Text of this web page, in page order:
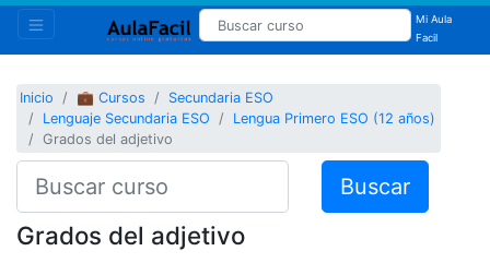
Mi Aula
Facil
Inicio 💼 Cursos
Secundaria ESO
Lenguaje Secundaria ESO
Lengua Primero ESO (12 años)
Grados del adjetivo
Buscar
Grados del adjetivo